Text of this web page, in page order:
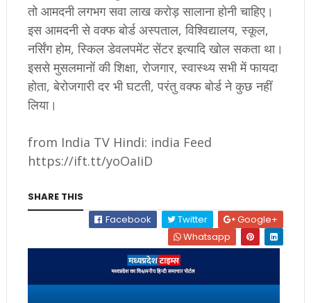
तो आमदनी लगभग सवा लाख करोड़ सालाना होनी चाहिए।
इस आमदनी से वक्फ बोर्ड अस्पताल, विश्विद्यालय, स्कूल,
नर्सिंग होम, स्किल डेवलपमेंट सेंटर इत्यादि खोल सकता था।
इससे मुसलमानों की शिक्षा, रोजगार, स्वास्थ्य सभी में फायदा
होता, बेरोजगारी दर भी घटती, परंतु वक्फ बोर्ड ने कुछ नहीं
लिया।
from India TV Hindi: india Feed
https://ift.tt/yoOaIiD
SHARE THIS
Facebook
Twitter
Google+
Whatsapp